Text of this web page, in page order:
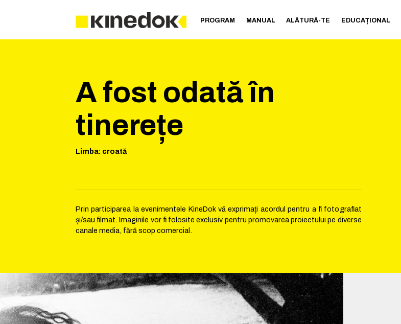
PROGRAM MANUAL ALĂTURĂ-TE EDUCAȚIONAL
A fost odată în
tinerețe
Limba: croată
Prin participarea la evenimentele KineDok vă exprimați acordul pentru a fi fotografiat
și/sau filmat. Imaginile vor fi folosite exclusiv pentru promovarea proiectului pe diverse
canale media, fără scop comercial.